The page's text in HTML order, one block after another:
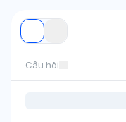
Câu hỏi